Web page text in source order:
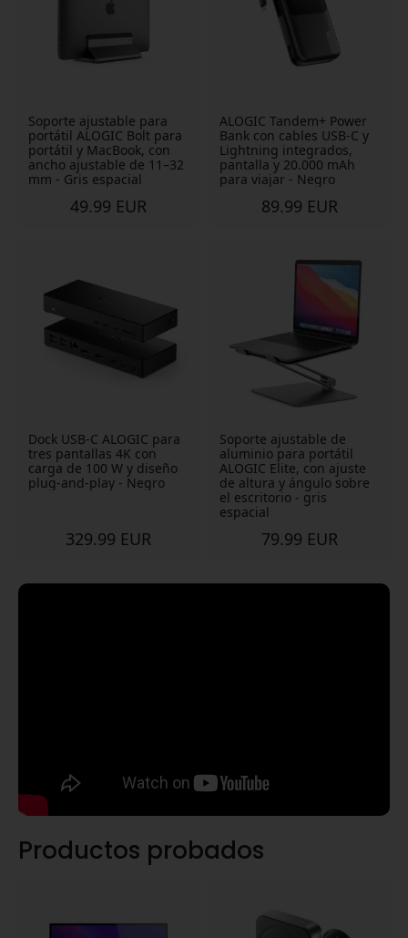
Soporte ajustable para
portátil ALOGIC Bolt para
portátil y MacBook, con
ancho ajustable de 11–32
mm - Gris espacial
49.99 EUR
ALOGIC Tandem+ Power
Bank con cables USB-C y
Lightning integrados,
pantalla y 20.000 mAh
para viajar - Negro
89.99 EUR
Dock USB-C ALOGIC para
tres pantallas 4K con
carga de 100 W y diseño
plug-and-play - Negro
329.99 EUR
Soporte ajustable de
aluminio para portátil
ALOGIC Elite, con ajuste
de altura y ángulo sobre
el escritorio - gris
espacial
79.99 EUR
Productos probados